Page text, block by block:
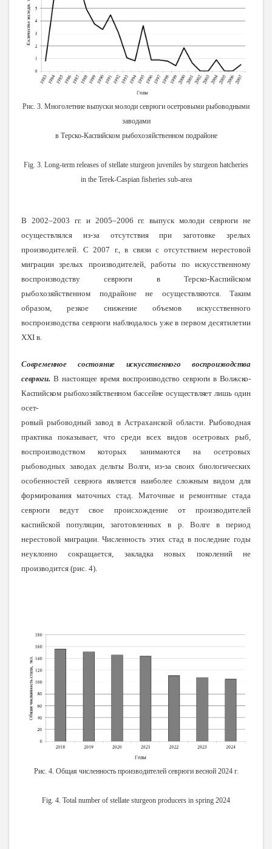
Рис. 3. Многолетние выпуски молоди севрюги осетровыми рыбоводными
заводами
в Терско-Каспийском рыбохозяйственном подрайоне
Fig. 3. Long-term releases of stellate sturgeon juveniles by sturgeon hatcheries
in the Terek-Caspian fisheries sub-area
В 2002–2003 гг. и 2005–2006 гг. выпуск молоди севрюги не
осуществлялся из-за отсутствия при заготовке зрелых
производителей. С 2007 г., в связи с отсутствием нерестовой
миграции зрелых производителей, работы по искусственному
воспроизводству севрюги в Терско-Каспийском
рыбохозяйственном подрайоне не осуществляются. Таким
образом, резкое снижение объемов искусственного
воспроизводства севрюги наблюдалось уже в первом десятилетии
XXI в.
Современное состояние искусственного воспроизводства
севрюги. В настоящее время воспроизводство севрюги в Волжско-
Каспийском рыбохозяйственном бассейне осуществляет лишьодин
осет-
ровый рыбоводный завод в Астраханской области. Рыбоводная
практика показывает, что среди всех видов осетровых рыб,
воспроизводством которых занимаются на осетровых
рыбоводных заводах дельты Волги, из-за своих биологических
особенностей севрюга является наиболее сложным видом для
формирования маточных стад. Маточные и ремонтные стада
севрюги ведут свое происхождение от производителей
каспийской популяции, заготовленных в р. Волге в период
нерестовой миграции. Численность этих стад в последние годы
неуклонно сокращается, закладка новых поколений не
производится (рис. 4).
Рис. 4. Общая численность производителей севрюги весной 2024 г.
Fig. 4. Total number of stellate sturgeon producers in spring 2024